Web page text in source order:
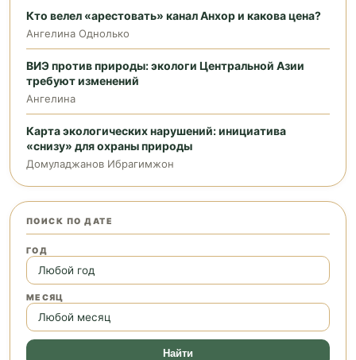
Кто велел «арестовать» канал Анхор и какова цена?
Ангелина Однолько
ВИЭ против природы: экологи Центральной Азии
требуют изменений
Ангелина
Карта экологических нарушений: инициатива
«снизу» для охраны природы
Домуладжанов Ибрагимжон
ПОИСК ПО ДАТЕ
ГОД
МЕСЯЦ
Найти